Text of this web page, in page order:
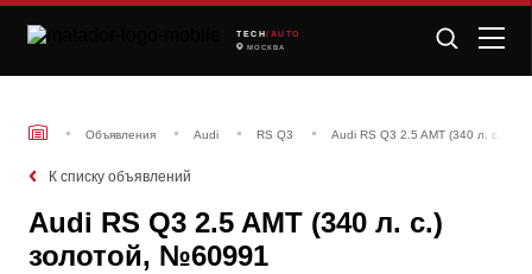
TECH /AUTO
МОСКВА
Объявления Audi RS Q3 Audi RS Q3 2.5 AMT (340 л. с.)
К списку объявлений
Audi RS Q3 2.5 AMT (340 л. с.)
золотой, №60991